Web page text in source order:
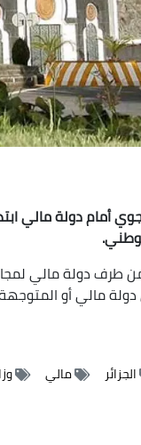
أمام دولة مالي
طرف دولة مالي
الجزائر مالي